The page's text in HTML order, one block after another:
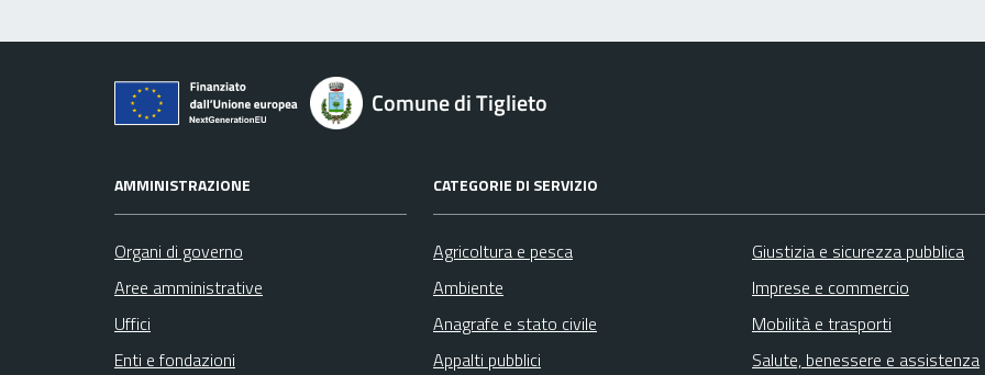
Comune di Tiglieto
AMMINISTRAZIONE
Organi di governo
Aree amministrative
Uffici
Enti e fondazioni
CATEGORIE DI SERVIZIO
Agricoltura e pesca
Ambiente
Anagrafe e stato civile
Appalti pubblici
Giustizia e sicurezza pubblica
Imprese e commercio
Mobilità e trasporti
Salute, benessere e assistenza